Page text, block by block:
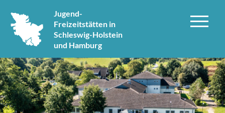
Jugend-
Freizeitstätten in
Schleswig-Holstein
und Hamburg